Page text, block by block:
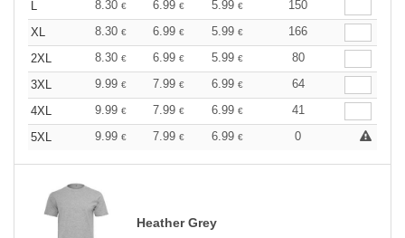
8.30 € 6.99 € 5.99 €
150
XL
8.30 € 6.99 € 5.99 €
166
2XL
8.30 € 6.99 € 5.99 €
80
3XL
9.99 € 7.99 € 6.99 €
64
4XL
9.99 € 7.99 € 6.99 €
41
5XL
9.99 € 7.99 € 6.99 € 0
Heather Grey